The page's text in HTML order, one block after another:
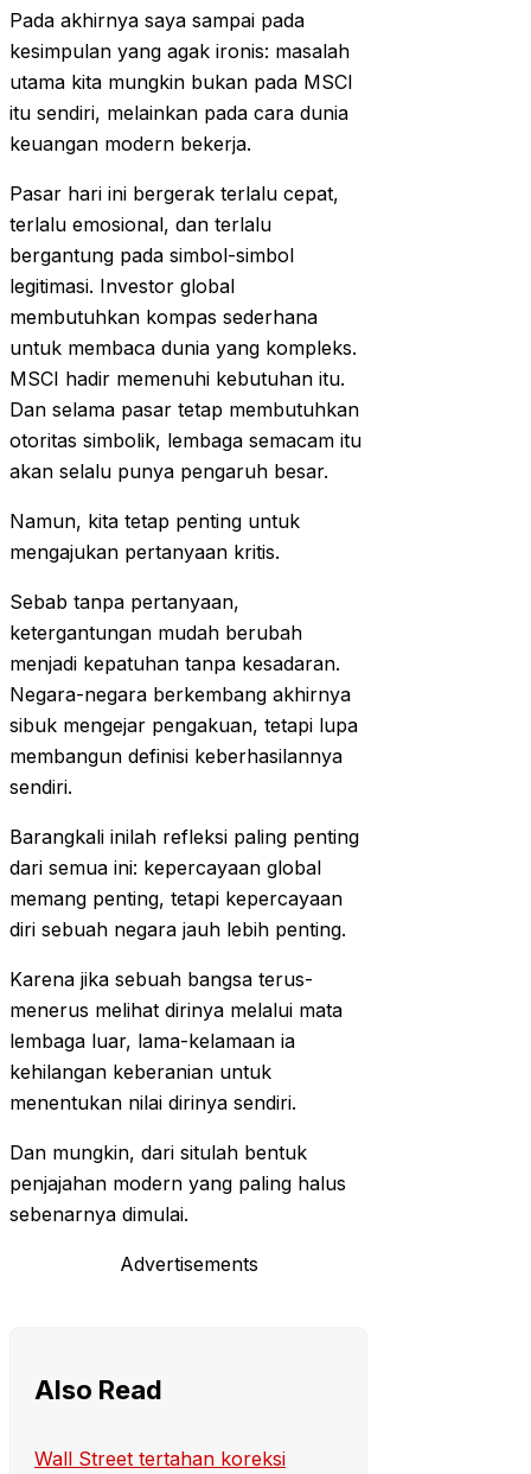
Pada akhirnya saya sampai pada
kesimpulan yang agak ironis: masalah
utama kita mungkin bukan pada MSCI
itu sendiri, melainkan pada cara dunia
keuangan modern bekerja.
Pasar hari ini bergerak terlalu cepat,
terlalu emosional, dan terlalu
bergantung pada simbol-simbol
legitimasi. Investor global
membutuhkan kompas sederhana
untuk membaca dunia yang kompleks.
MSCI hadir memenuhi kebutuhan itu.
Dan selama pasar tetap membutuhkan
otoritas simbolik, lembaga semacam itu
akan selalu punya pengaruh besar.
Namun, kita tetap penting untuk
mengajukan pertanyaan kritis.
Sebab tanpa pertanyaan,
ketergantungan mudah berubah
menjadi kepatuhan tanpa kesadaran.
Negara-negara berkembang akhirnya
sibuk mengejar pengakuan, tetapi lupa
membangun definisi keberhasilannya
sendiri.
Barangkali inilah refleksi paling penting
dari semua ini: kepercayaan global
memang penting, tetapi kepercayaan
diri sebuah negara jauh lebih penting.
Karena jika sebuah bangsa terus-
menerus melihat dirinya melalui mata
lembaga luar, lama-kelamaan ia
kehilangan keberanian untuk
menentukan nilai dirinya sendiri.
Dan mungkin, dari situlah bentuk
penjajahan modern yang paling halus
sebenarnya dimulai.
Advertisements
Also Read
Wall Street tertahan koreksi